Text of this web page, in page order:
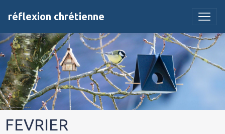
réflexion chrétienne
FEVRIER